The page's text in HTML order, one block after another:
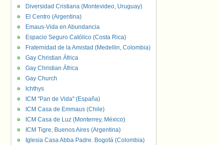
Diversidad Cristiana (Montevideo, Uruguay)
El Centro (Argentina)
Emaus-Vida en Abundancia
Espacio Seguro Católico (Costa Rica)
Fraternidad de la Amistad (Medellin, Colombia)
Gay Christian África
Gay Christian África
Gay Church
Ichthys
ICM "Pan de Vida" (España)
ICM Casa de Emmaus (Chile)
ICM Casa de Luz (Monterrey, México)
ICM Tigre, Buenos Aires (Argentina)
Iglesia Casa Abba Padre. Bogotá (Colombia)